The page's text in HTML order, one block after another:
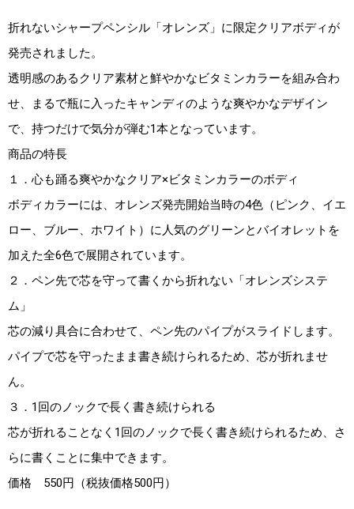
折れないシャープペンシル「オレンズ」に限定クリアボディが
発売されました。
透明感のあるクリア素材と鮮やかなビタミンカラーを組み合わ
せ、まるで瓶に入ったキャンディのような爽やかなデザイン
で、持つだけで気分が弾む1本となっています。
商品の特長
１．心も踊る爽やかなクリア×ビタミンカラーのボディ
ボディカラーには、オレンズ発売開始当時の4色（ピンク、イエ
ロー、ブルー、ホワイト）に人気のグリーンとバイオレットを
加えた全6色で展開されています。
２．ペン先で芯を守って書くから折れない「オレンズシステ
ム」
芯の減り具合に合わせて、ペン先のパイプがスライドします。
パイプで芯を守ったまま書き続けられるため、芯が折れませ
ん。
３．1回のノックで長く書き続けられる
芯が折れることなく1回のノックで長く書き続けられるため、さ
らに書くことに集中できます。
価格 550円（税抜価格500円）